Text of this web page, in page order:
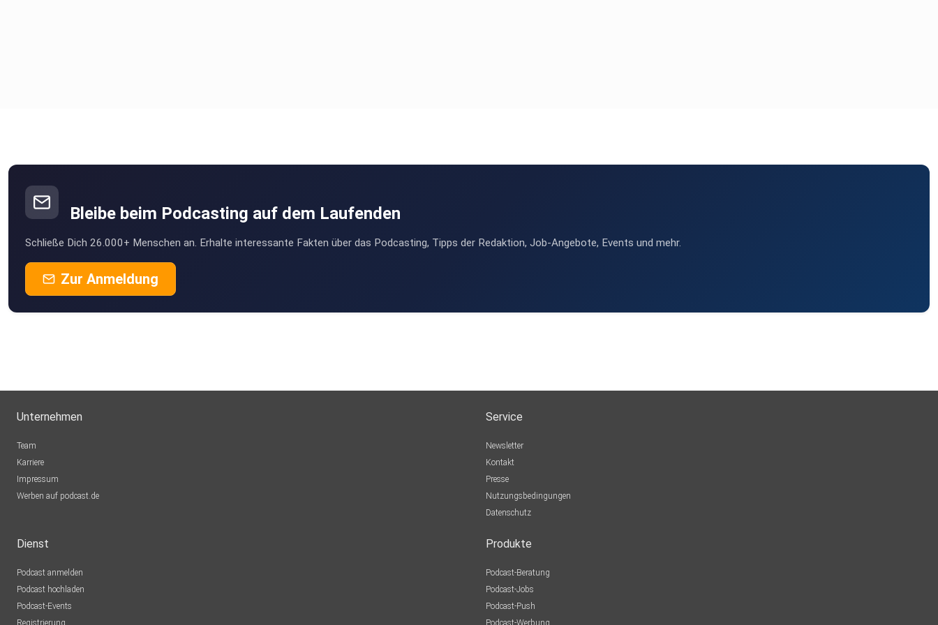
Bleibe beim Podcasting auf dem Laufenden
Schließe Dich 26.000+ Menschen an. Erhalte interessante Fakten über das Podcasting, Tipps der Redaktion, Job-Angebote, Events und mehr.
Zur Anmeldung
Unternehmen
Team
Karriere
Impressum
Werben auf podcast.de
Service
Newsletter
Kontakt
Presse
Nutzungsbedingungen
Datenschutz
Dienst
Podcast anmelden
Podcast hochladen
Podcast-Events
Registrierung
Produkte
Podcast-Beratung
Podcast-Jobs
Podcast-Push
Podcast-Werbung